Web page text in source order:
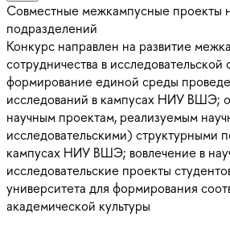
Совместные межкампусные проекты
подразделений
Конкурс направлен на развитие
сотрудничества в исследовательской
формирование единой среды
исследований в кампусах НИУ ВШЭ;
научным проектам, реализуемым
исследовательскими) структурными
кампусах НИУ ВШЭ; вовлечение в
исследовательские проекты
университета для формирования
академической культуры